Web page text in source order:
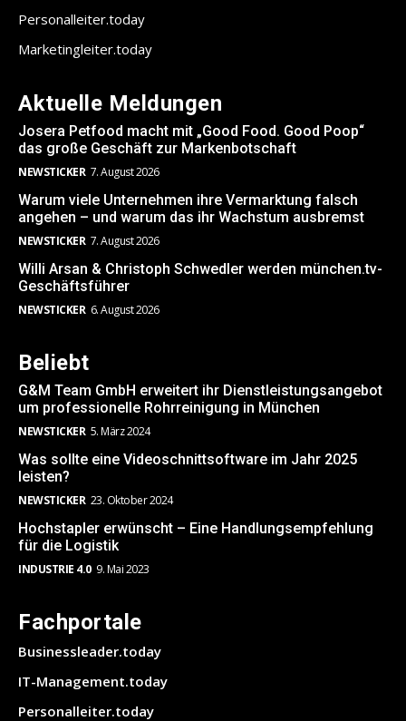
Personalleiter.today
Marketingleiter.today
Aktuelle Meldungen
Josera Petfood macht mit „Good Food. Good Poop“
das große Geschäft zur Markenbotschaft
NEWSTICKER 7. August 2026
Warum viele Unternehmen ihre Vermarktung falsch
angehen – und warum das ihr Wachstum ausbremst
NEWSTICKER 7. August 2026
Willi Arsan & Christoph Schwedler werden münchen.tv-
Geschäftsführer
NEWSTICKER 6. August 2026
Beliebt
G&M Team GmbH erweitert ihr Dienstleistungsangebot
um professionelle Rohrreinigung in München
NEWSTICKER 5. März 2024
Was sollte eine Videoschnittsoftware im Jahr 2025
leisten?
NEWSTICKER 23. Oktober 2024
Hochstapler erwünscht – Eine Handlungsempfehlung
für die Logistik
INDUSTRIE 4.0 9. Mai 2023
Fachportale
Businessleader.today
IT-Management.today
Personalleiter.today